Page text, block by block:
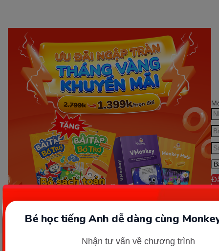
Bé học tiếng Anh dễ dàng cùng
Nhận tư vấn về chương trình